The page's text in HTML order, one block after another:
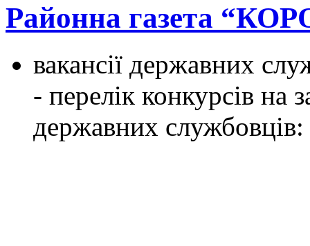
Районна газета
вакансії державних
- перелік конкурсів на
державних службовців: